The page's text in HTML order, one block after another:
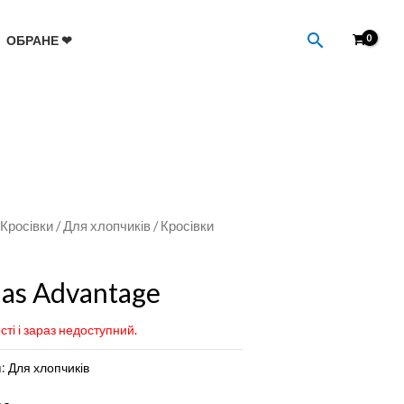
ОБРАНЕ ❤ Пошук
Кросівки /Для хлопчиків / Кросівки
Advantage
і зараз недоступний.
Для хлопчиків